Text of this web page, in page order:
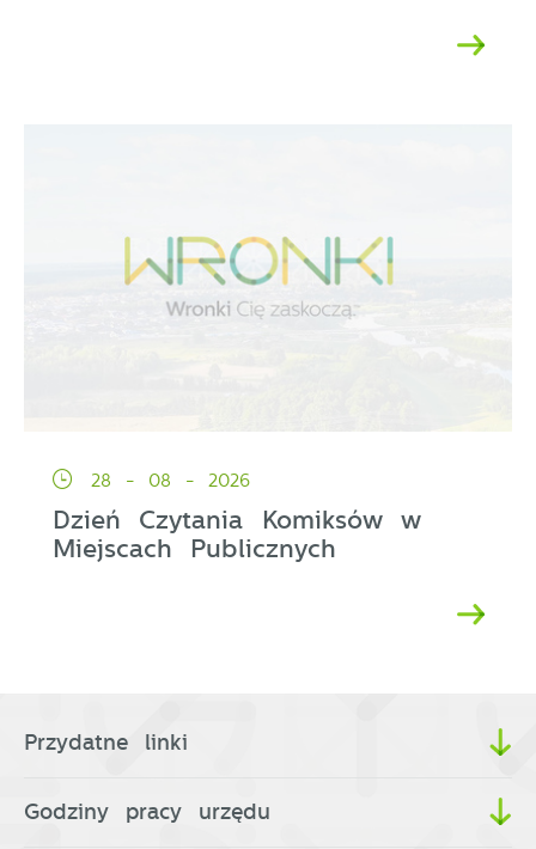
28 - 08 - 2026
Dzień Czytania Komiksów w
Miejscach Publicznych
Przydatne linki
Godziny pracy urzędu